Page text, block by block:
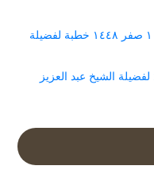
الخطوات العملية في الكمال بالدين في ١٠ صفر ١٤٤٨ خطبة لفضيلة
خطبة الاستسقاء والدعاء 26 محرم 1448 لفضيلة الشيخ عبد العزيز